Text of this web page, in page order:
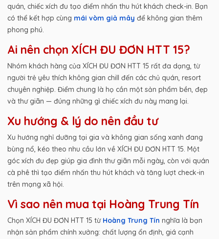
quán, chiếc xích đu tạo điểm nhấn thu hút khách check-in. Bạn
có thể kết hợp cùng mái vòm giả mây để không gian thêm
phong phú.
Ai nên chọn XÍCH ĐU ĐƠN HTT 15?
Nhóm khách hàng của XÍCH ĐU ĐƠN HTT 15 rất đa dạng, từ
người trẻ yêu thích không gian chill đến các chủ quán, resort
chuyên nghiệp. Điểm chung là họ cần một sản phẩm bền, đẹp
và thư giãn — đúng những gì chiếc xích đu này mang lại.
Xu hướng & lý do nên đầu tư
Xu hướng nghỉ dưỡng tại gia và không gian sống xanh đang
bùng nổ, kéo theo nhu cầu lớn về XÍCH ĐU ĐƠN HTT 15. Một
góc xích đu đẹp giúp gia đình thư giãn mỗi ngày, còn với quán
cà phê thì tạo điểm nhấn thu hút khách và tăng lượt check-in
trên mạng xã hội.
Vì sao nên mua tại Hoàng Trung Tín
Chọn XÍCH ĐU ĐƠN HTT 15 từ Hoàng Trung Tín nghĩa là bạn
nhận sản phẩm chính xưởng: chất lượng ổn định, giá cạnh